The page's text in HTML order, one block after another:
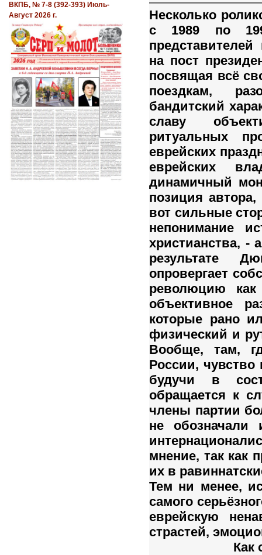
Несколько
с 1989 по
на пост
посвящая всё
поездкам,
бандитский
славу
ритуальных
еврейских
еврейских
динамичный
позиция
вот сильные
непонимание
христианства, -
результате
опровергает
революцию
объективное
которые рано
физический и
Вообще, там,
России,
будучи в
обращается к
члены партии
не обозначали
мнение, так как
их в
Тем ни менее,
самого
еврейскую
страстей,
Как
ВКПБ, № 7-8 (392-393) Июль-
Август 2026 г.